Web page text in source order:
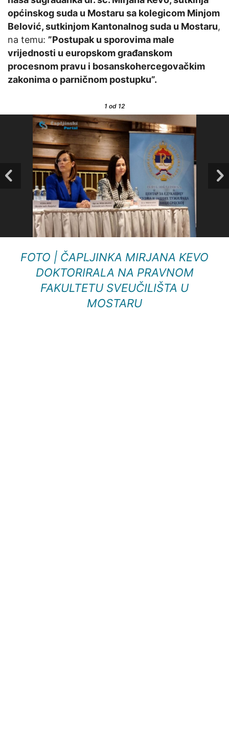
općinskog suda u Mostaru sa kolegicom Minjom
Belović, sutkinjom Kantonalnog suda u Mostaru,
na temu: ”Postupak u sporovima male
vrijednosti u europskom građanskom
procesnom pravu i bosanskohercegovačkim
zakonima o parničnom postupku”.
1 od 12
FOTO | ČAPLJINKA MIRJANA KEVO
DOKTORIRALA NA PRAVNOM
FAKULTETU SVEUČILIŠTA U
MOSTARU